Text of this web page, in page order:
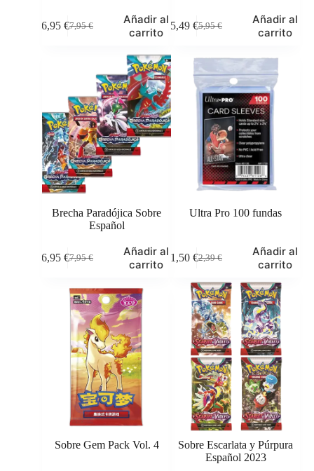
7,95€
El
7,95 €.
6,95 €El
6,95 €.
Añadir al
carrito
5,95€
El
original
era:
5,95 €.
5,49 €El
actual
es:
5,49 €.
Añadir al
carrito
Brecha Paradójica Sobre
Español
7,95€
El
original
era:
7,95 €.
6,95 €El
actual
es:
6,95 €.
Añadir al
carrito
Ultra Pro 100 fundas
2,39€
El
original
era:
2,39 €.
1,50 €El
actual
es:
1,50 €.
Añadir al
carrito
Sobre Gem Pack Vol. 4
Sobre Escarlata y Púrpura
Español 2023